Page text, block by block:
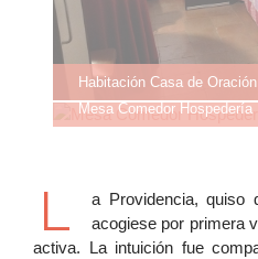
Habitación Casa de
Mesa Comedor Hospedería
L
a Providencia, quiso
acogiese por primera
activa. La intuición fue